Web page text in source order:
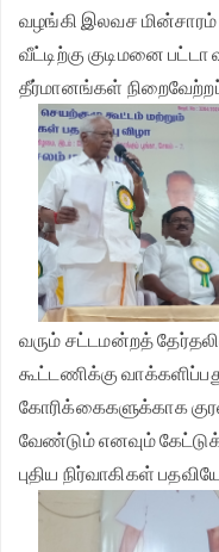
வழங்கி இலவச மின்சாரம்
வீட்டிற்கு குடிமனை
தீர்மானங்கள்
வரும் சட்டமன்றத்
கூட்டணிக்கு
கோரிக்கைகளுக்காக
வேண்டும் எனவும்
புதிய நிர்வாகிகள்